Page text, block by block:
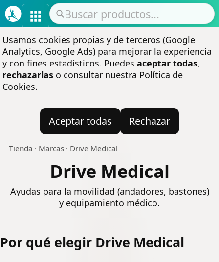
Usamos cookies propias y de terceros (Google
Analytics, Google Ads) para mejorar la experiencia
y con fines estadísticos. Puedes aceptar todas,
rechazarlaso consultar nuestra Política de
Cookies.
Aceptar todas Rechazar
Tienda · Marcas · Drive Medical
Drive Medical
Ayudas para la movilidad (andadores, bastones)
y equipamiento médico.
Por qué elegir Drive Medical